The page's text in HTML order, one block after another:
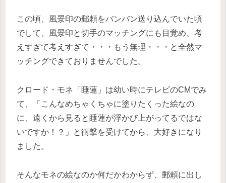
この頃、風景印の郵頼をバンバン送り込んでいた頃
でして、風景印と切手のマッチングにも目覚め、考
えすぎて考えすぎて・・・もう無理・・・と全然マ
ッチングできておりませんでした。
クロード・モネ「睡蓮」は幼い時にテレビのCMでみ
て、「こんなめちゃくちゃに塗りたくった絵なの
に、遠くから見ると睡蓮が浮かび上がってるではな
いですか！？」と衝撃を受けてから、大好きになり
ました。
そんなモネの絵なのか何だかわからず、郵頼に出し